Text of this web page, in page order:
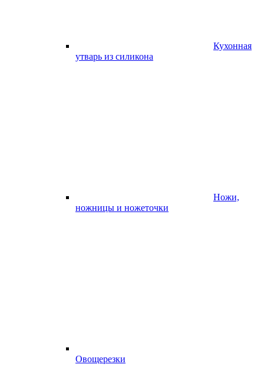
Кухонная
утварь из силикона
Ножи,
ножницы и ножеточки
Овощерезки